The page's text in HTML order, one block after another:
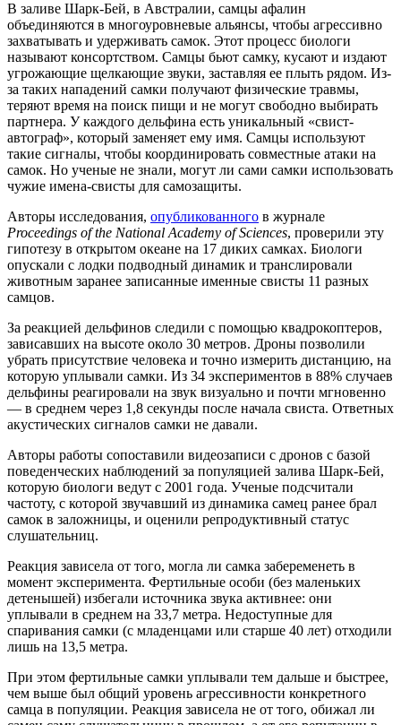
В заливе Шарк-Бей, в Австралии, самцы афалин
объединяются в многоуровневые альянсы, чтобы агрессивно
захватывать и удерживать самок. Этот процесс биологи
называют консортством. Самцы бьют самку, кусают и издают
угрожающие щелкающие звуки, заставляя ее плыть рядом. Из-
за таких нападений самки получают физические травмы,
теряют время на поиск пищи и не могут свободно выбирать
партнера. У каждого дельфина есть уникальный «свист-
автограф», который заменяет ему имя. Самцы используют
такие сигналы, чтобы координировать совместные атаки на
самок. Но ученые не знали, могут ли сами самки использовать
чужие имена-свисты для самозащиты.
Авторы исследования, опубликованного в журнале
Proceedings of the National Academy of Sciences, проверили эту
гипотезу в открытом океане на 17 диких самках. Биологи
опускали с лодки подводный динамик и транслировали
животным заранее записанные именные свисты 11 разных
самцов.
За реакцией дельфинов следили с помощью квадрокоптеров,
зависавших на высоте около 30 метров. Дроны позволили
убрать присутствие человека и точно измерить дистанцию, на
которую уплывали самки. Из 34 экспериментов в 88% случаев
дельфины реагировали на звук визуально и почти мгновенно
— в среднем через 1,8 секунды после начала свиста. Ответных
акустических сигналов самки не давали.
Авторы работы сопоставили видеозаписи с дронов с базой
поведенческих наблюдений за популяцией залива Шарк-Бей,
которую биологи ведут с 2001 года. Ученые подсчитали
частоту, с которой звучавший из динамика самец ранее брал
самок в заложницы, и оценили репродуктивный статус
слушательниц.
Реакция зависела от того, могла ли самка забеременеть в
момент эксперимента. Фертильные особи (без маленьких
детенышей) избегали источника звука активнее: они
уплывали в среднем на 33,7 метра. Недоступные для
спаривания самки (с младенцами или старше 40 лет) отходили
лишь на 13,5 метра.
При этом фертильные самки уплывали тем дальше и быстрее,
чем выше был общий уровень агрессивности конкретного
самца в популяции. Реакция зависела не от того, обижал ли